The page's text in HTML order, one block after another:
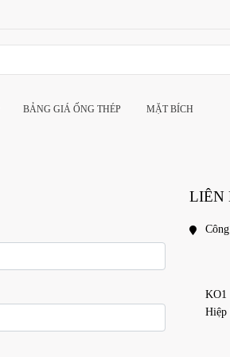
BẢNG GIÁ ỐNG THÉP MẶT BÍCH
LIÊN
KO1
Hiệp